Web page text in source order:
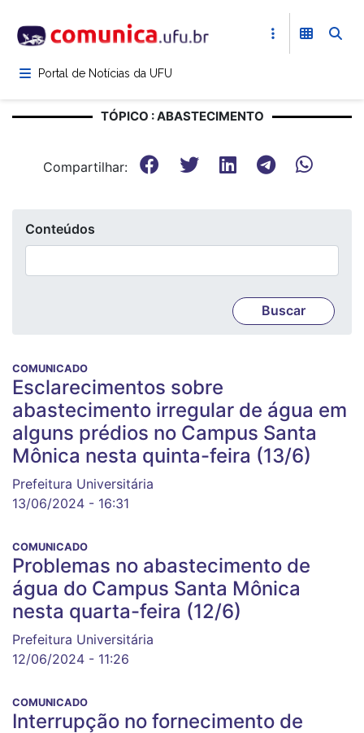
para
conteúdoPortal de Notícias da UFU
TÓPICO : ABASTECIMENTO
Compartilhar:
Conteúdos
COMUNICADO
Esclarecimentos sobre
abastecimento irregular de água em
alguns prédios no Campus Santa
Mônica nesta quinta-feira (13/6)
Prefeitura Universitária
13/06/2024 - 16:31
COMUNICADO
Problemas no abastecimento de
água do Campus Santa Mônica
nesta quarta-feira (12/6)
Prefeitura Universitária
12/06/2024 - 11:26
COMUNICADO
Interrupção no fornecimento de